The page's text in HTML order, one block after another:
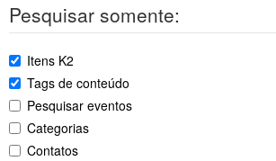
Pesquisar somente:
Itens K2
Tags de conteúdo
Pesquisar eventos
Categorias
Contatos